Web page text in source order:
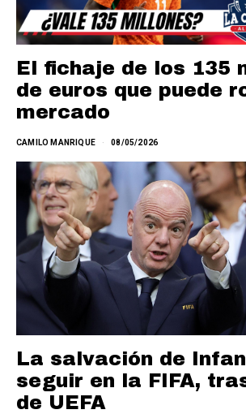
El fichaje de los 135
de euros que puede
mercado
CAMILO MANRIQUE 08/05/2026
La salvación de
seguir en la FIFA,
de UEFA